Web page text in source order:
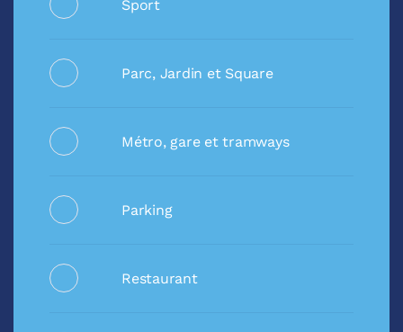
Sport
Parc, Jardin et Square
Métro, gare et tramways
Parking
Restaurant